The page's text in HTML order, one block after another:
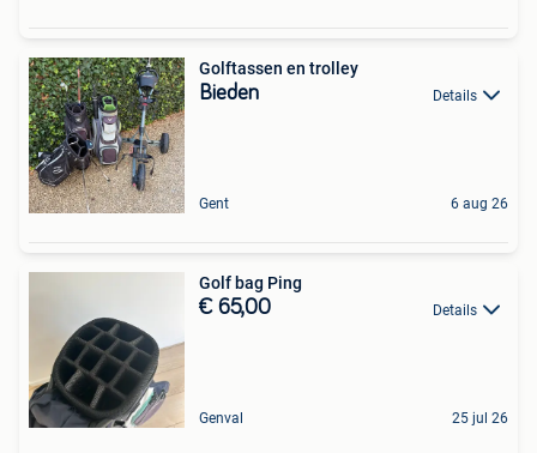
Golftassen en trolley
Bieden Details
Gent 6 aug 26
Golf bag Ping
€ 65,00 Details
Genval 25 jul 26